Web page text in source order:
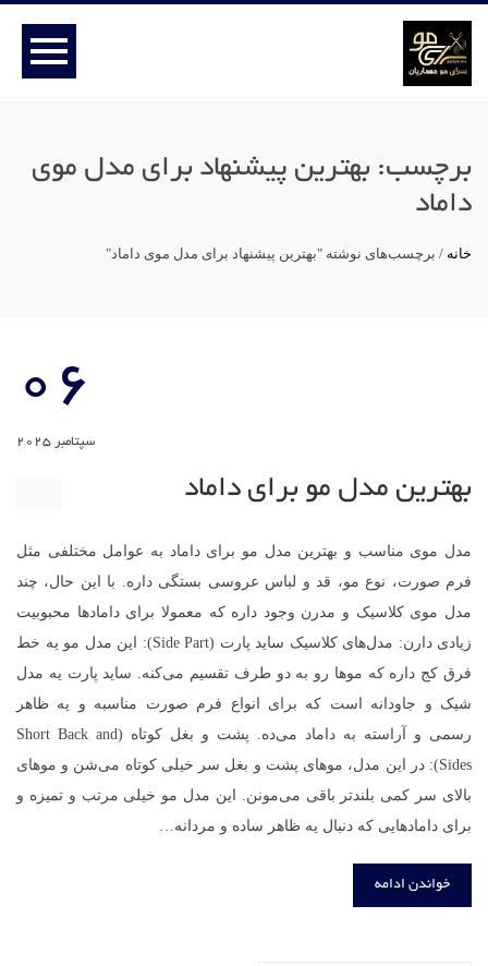
برچسب: بهترین پیشنهاد برای مدل موی
داماد
خانه / برچسب‌های نوشته "بهترین پیشنهاد برای مدل موی داماد"
06
سپتامبر 2025
بهترین مدل مو برای داماد
مدل موی مناسب و بهترین مدل مو برای داماد به عوامل مختلفی مثل
فرم صورت، نوع مو، قد و لباس عروسی بستگی داره. با این حال، چند
مدل موی کلاسیک و مدرن وجود داره که معمولا برای دامادها محبوبیت
زیادی دارن: مدل‌های کلاسیک ساید پارت (Side Part): این مدل مو یه خط
فرق کج داره که موها رو به دو طرف تقسیم می‌کنه. ساید پارت یه مدل
شیک و جاودانه است که برای انواع فرم صورت مناسبه و یه ظاهر
رسمی و آراسته به داماد می‌ده. پشت و بغل کوتاه (Short Back and
Sides): در این مدل، موهای پشت و بغل سر خیلی کوتاه می‌شن و موهای
بالای سر کمی بلندتر باقی می‌مونن. این مدل مو خیلی مرتب و تمیزه و
برای دامادهایی که دنبال یه ظاهر ساده و مردانه…
خواندن ادامه